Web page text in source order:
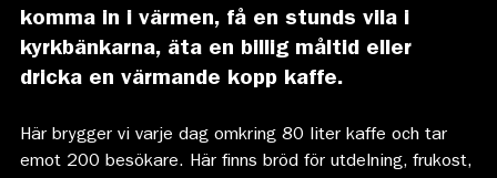
komma in i värmen, få en stunds vila i
kyrkbänkarna, äta en billig måltid eller
dricka en värmande kopp kaffe.
Här brygger vi varje dag omkring 80 liter kaffe och tar
emot 200 besökare. Här finns bröd för utdelning, frukost,